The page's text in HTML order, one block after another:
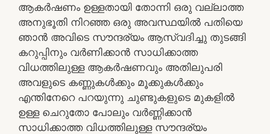
ആകർഷണം ഉള്ളതായി തോന്നി ഒരു വല്ലാത്ത
അനുഭൂതി നിറഞ്ഞ ഒരു അവസ്ഥയിൽ പതിയെ
ഞാൻ അവിടെ സൗന്ദര്യം ആസ്വദിച്ചു തുടങ്ങി
കറുപ്പിനും വർണിക്കാൻ സാധിക്കാത്ത
വിധത്തിലുള്ള ആകർഷണവും അതിലുപരി
അവളുടെ കണ്ണുകൾക്കും മൂക്കുകൾക്കും
എന്തിനേറെ പറയുന്നു ചുണ്ടുകളുടെ മുകളിൽ
ഉള്ള ചെറുതോ പോലും വർണ്ണിക്കാൻ
സാധിക്കാത്ത വിധത്തിലുള്ള സൗന്ദര്യം